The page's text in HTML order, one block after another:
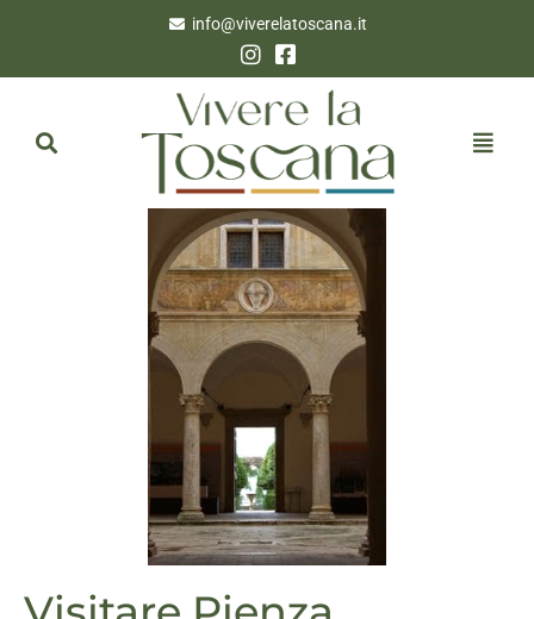
info@viverelatoscana.it